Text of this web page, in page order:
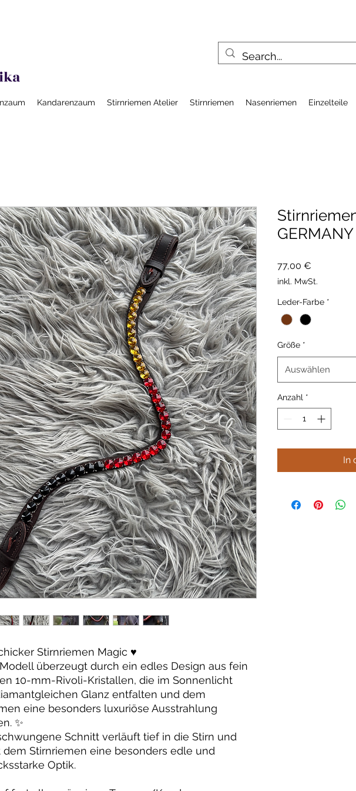
Kandarenzaum Stirnriemen Atelier Stirnriemen Nasenriemen Einzelteile
Stirnriemen Magic ♥️
überzeugt durch ein edles Design aus fein
10-mm-Rivoli-Kristallen, die im Sonnenlicht
Glanz entfalten und dem
eine besonders luxuriöse Ausstrahlung
✨
Schnitt verläuft tief in die Stirn und
dem Stirnriemen eine besonders edle und
Optik.
77,00 €
inkl. MwSt.
Leder-Farbe *
Größe *
Auswählen
Anzahl *
In